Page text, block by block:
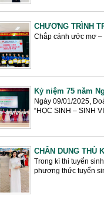
CHƯƠNG TRÌNH
Chắp cánh ước mơ
Kỷ niệm 75 năm
Ngày 09/01/2025,
“HỌC SINH – SINH
CHÂN DUNG THỦ
Trong kì thi tuyển
phương thức tuyển